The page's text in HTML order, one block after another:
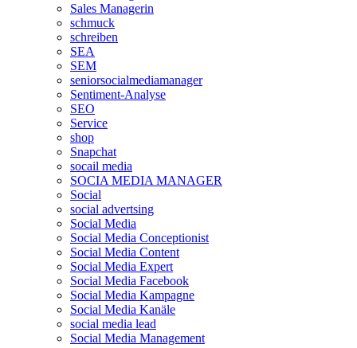
Sales Managerin
schmuck
schreiben
SEA
SEM
seniorsocialmediamanager
Sentiment-Analyse
SEO
Service
shop
Snapchat
socail media
SOCIA MEDIA MANAGER
Social
social advertsing
Social Media
Social Media Conceptionist
Social Media Content
Social Media Expert
Social Media Facebook
Social Media Kampagne
Social Media Kanäle
social media lead
Social Media Management